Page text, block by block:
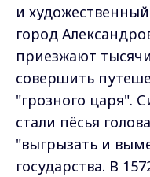
и
город
приезжают
совершить
"грозного царя".
стали пёсья
"выгрызать и
государства. В